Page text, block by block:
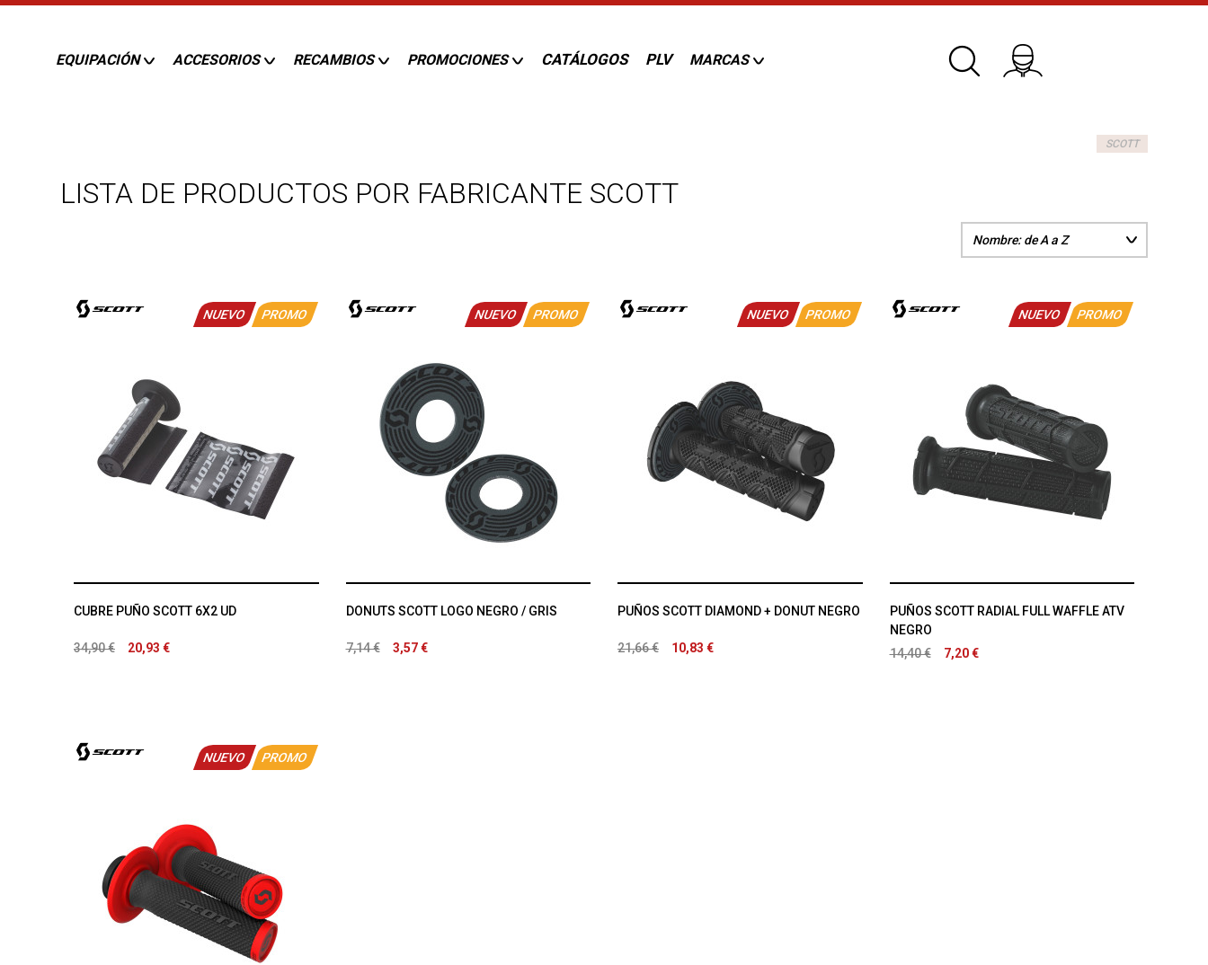
EQUIPACIÓN ACCESORIOS RECAMBIOS PROMOCIONES CATÁLOGOS PLV MARCAS
SCOTT
LISTA DE PRODUCTOS POR FABRICANTE SCOTT
NUEVO PROMO
CUBRE PUÑO SCOTT 6X2 UD
34,90 € 20,93 €
NUEVO PROMO
DONUTS SCOTT LOGO NEGRO / GRIS
7,14 € 3,57 €
NUEVO PROMO
PUÑOS SCOTT DIAMOND + DONUT NEGRO
21,66 € 10,83 €
NUEVO PROMO
PUÑOS SCOTT RADIAL FULL WAFFLE ATV
NEGRO
14,40 €
7,20 €
NUEVO PROMO